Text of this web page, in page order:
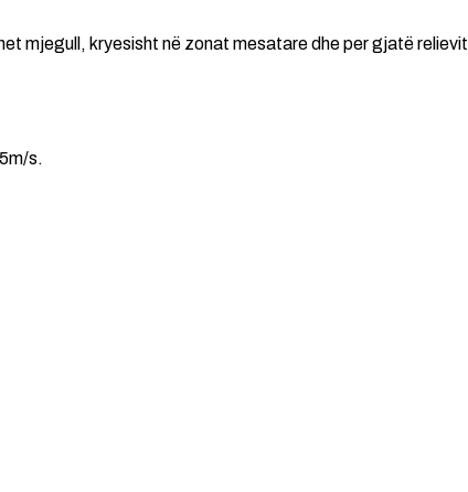
mjegull, kryesisht në zonat mesatare dhe per gjatë relievit
s.